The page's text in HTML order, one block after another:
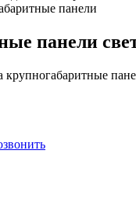
панели
панели
крупногабаритные